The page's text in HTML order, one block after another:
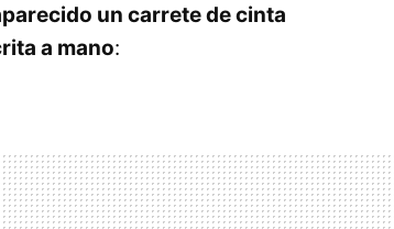
un carrete de cinta
a mano: